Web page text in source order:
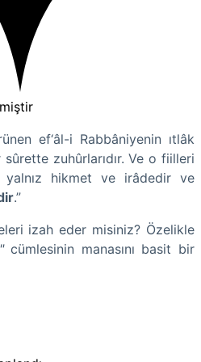
ef‘âl-i Rabbâniyenin ıtlâk
zuhûrlarıdır. Ve o fiilleri
hikmet ve irâdedir ve
.”
izah eder misiniz? Özelikle
cümlesinin manasını basit bir